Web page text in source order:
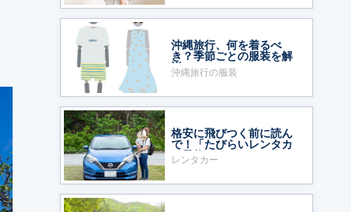
沖縄旅行、何を着るべ
き？季節ごとの服装を解
説
沖縄旅行の服装
格安に飛びつく前に読ん
で！「たびらいレンタカ
ー予約」をおすすめする
ワケ
レンタカー